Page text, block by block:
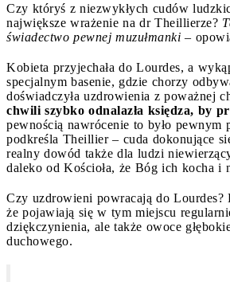
Czy któryś z niezwykłych cudów
największe wrażenie na dr Theillierze?
świadectwo pewnej muzułmanki –
Kobieta przyjechała do Lourdes, a
specjalnym basenie, gdzie chorzy
doświadczyła uzdrowienia z poważnej
chwili szybko odnalazła księdza, by
pewnością nawrócenie to było pewnym
podkreśla Theillier – cuda dokonujące
realny dowód także dla ludzi
daleko od Kościoła, że Bóg ich kocha i
Czy uzdrowieni powracają do
że pojawiają się w tym miejscu
dziękczynienia, ale także owoce
duchowego.